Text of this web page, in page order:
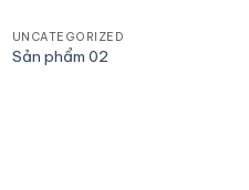
UNCATEGORIZED
Sản phẩm 02